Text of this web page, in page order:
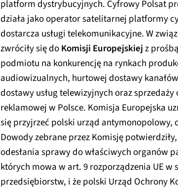
platform dystrybucyjnych. Cyfrowy Polsat
działa jako operator satelitarnej platformy
dostarcza usługi telekomunikacyjne. W
zwróciły się doKomisji Europejskiejz
podmiotu na konkurencję na rynkach
audiowizualnych, hurtowej dostawy
dostawy usług telewizyjnych oraz
reklamowej w Polsce. Komisja Europejska
się przyjrzeć polski urząd antymonopolowy,
Dowody zebrane przez Komisję
odesłania sprawy do właściwych organów
których mowa w art. 9 rozporządzenia UE w
przedsiębiorstw, i że polski Urząd Ochrony